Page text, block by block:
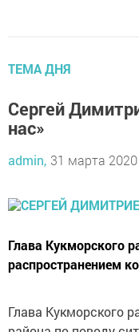
ТЕМА ДНЯ
Сергей
нас»
admin, 31 марта 2020
Глава Кукморского
распространением
Глава Кукморского